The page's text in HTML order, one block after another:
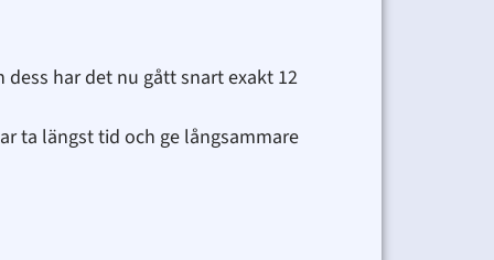
har det nu gått snart exakt 12
ta längst tid och ge långsammare